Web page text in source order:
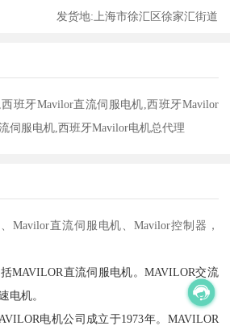
发货地:上海市徐汇区徐家汇街道
班牙Mavilor直流伺服电机,西班牙Mavilor
伺服电机,西班牙Mavilor电机总代理
Mavilor直流伺服电机、Mavilor控制器，
MAVILOR直流伺服电机。MAVILOR交流
电机。
电机公司成立于1973年。MAVILOR